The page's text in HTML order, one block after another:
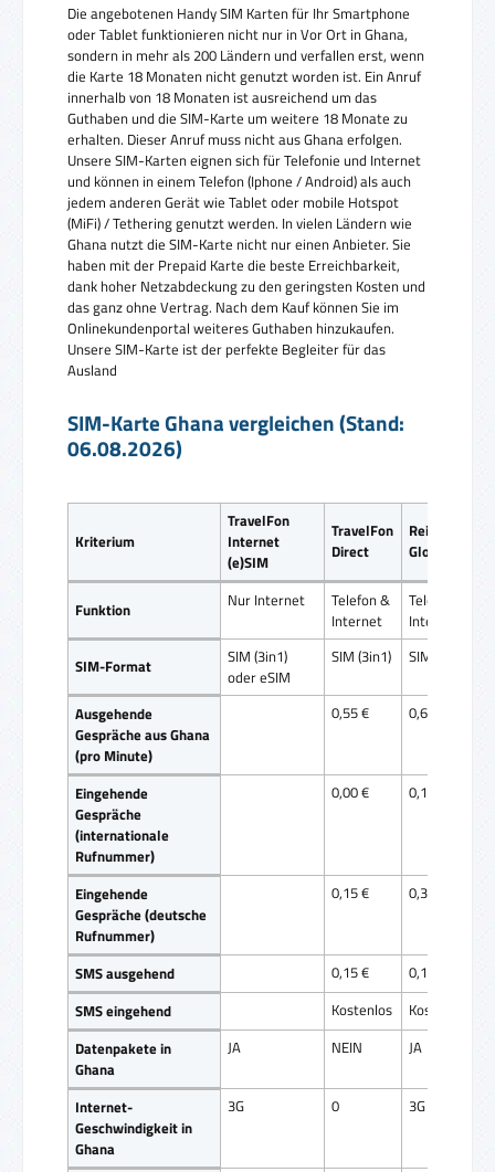
Die angebotenen Handy SIM Karten für Ihr Smartphone
oder Tablet funktionieren nicht nur in Vor Ort in Ghana,
sondern in mehr als 200 Ländern und verfallen erst, wenn
die Karte 18 Monaten nicht genutzt worden ist. Ein Anruf
innerhalb von 18 Monaten ist ausreichend um das
Guthaben und die SIM-Karte um weitere 18 Monate zu
erhalten. Dieser Anruf muss nicht aus Ghana erfolgen.
Unsere SIM-Karten eignen sich für Telefonie und Internet
und können in einem Telefon (Iphone / Android) als auch
jedem anderen Gerät wie Tablet oder mobile Hotspot
(MiFi) / Tethering genutzt werden. In vielen Ländern wie
Ghana nutzt die SIM-Karte nicht nur einen Anbieter. Sie
haben mit der Prepaid Karte die beste Erreichbarkeit,
dank hoher Netzabdeckung zu den geringsten Kosten und
das ganz ohne Vertrag. Nach dem Kauf können Sie im
Onlinekundenportal weiteres Guthaben hinzukaufen.
Unsere SIM-Karte ist der perfekte Begleiter für das
Ausland
SIM-Karte Ghana vergleichen (Stand:
06.08.2026)
Kriterium
TravelFon
Internet
(e)SIM
TravelFon
Direct
ReiseSIM
Global SIM
Funktion Nur Internet
Telefon &
Internet
Telefon &
Internet
SIM-Format
SIM (3in1)
oder eSIM
SIM (3in1) SIM (3in1)
Ausgehende
Gespräche aus Ghana
(pro Minute)
0,55 € 0,69 €
Eingehende
Gespräche
(internationale
Rufnummer)
0,00 € 0,19 €
Eingehende
Gespräche (deutsche
Rufnummer)
0,15 € 0,34 €
SMS ausgehend 0,15 €
0,15 €
SMS eingehend
Kostenlos
Kostenlos
Datenpakete in
Ghana
JA NEIN JA
Internet-
Geschwindigkeit in
Ghana
3G 0 3G